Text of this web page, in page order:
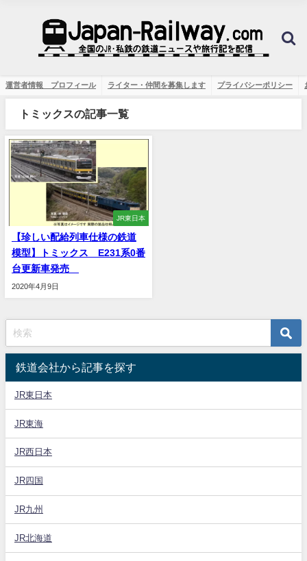
運営者情報 プロフィール ライター・仲間を募集します プライバシーポリシー
トミックスの記事一覧
JR東日本
【珍しい配給列車仕様の鉄道
模型】トミックス E231系0番
台更新車発売
2020年4月9日
鉄道会社から記事を探す
JR東日本
JR東海
JR西日本
JR四国
JR九州
JR北海道